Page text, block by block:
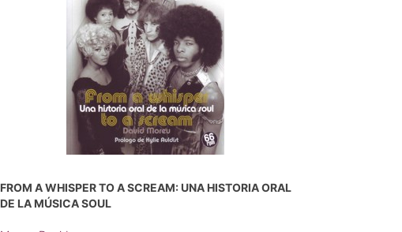
FROM A WHISPER TO A SCREAM: UNA HISTORIA ORAL
DE LA MÚSICA SOUL